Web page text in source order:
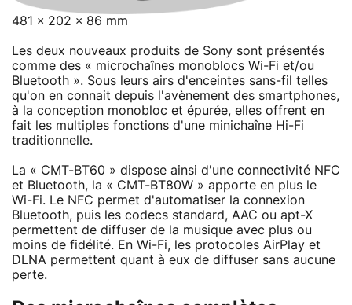
481 × 202 × 86 mm
Les deux nouveaux produits de Sony sont présentés
comme des « microchaînes monoblocs Wi-Fi et/ou
Bluetooth ». Sous leurs airs d'enceintes sans-fil telles
qu'on en connait depuis l'avènement des smartphones,
à la conception monobloc et épurée, elles offrent en
fait les multiples fonctions d'une minichaîne Hi-Fi
traditionnelle.
La « CMT-BT60 » dispose ainsi d'une connectivité NFC
et Bluetooth, la « CMT-BT80W » apporte en plus le
Wi-Fi. Le NFC permet d'automatiser la connexion
Bluetooth, puis les codecs standard, AAC ou apt-X
permettent de diffuser de la musique avec plus ou
moins de fidélité. En Wi-Fi, les protocoles AirPlay et
DLNA permettent quant à eux de diffuser sans aucune
perte.